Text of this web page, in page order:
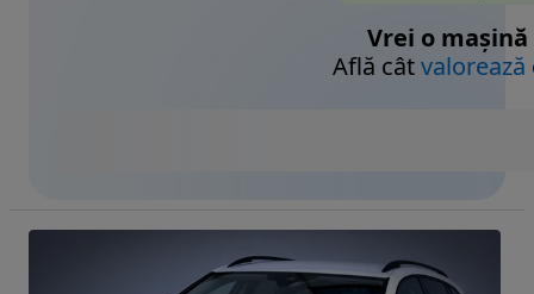
Vrei o mașină
Află câtvalorează